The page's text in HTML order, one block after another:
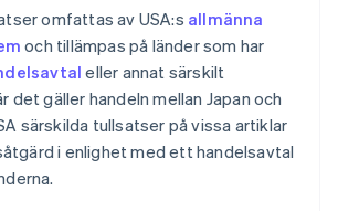
omfattas av USA:s allmänna
och tillämpas på länder som har
eller annat särskilt
det gäller handeln mellan Japan och
särskilda tullsatser på vissa artiklar
i enlighet med ett handelsavtal